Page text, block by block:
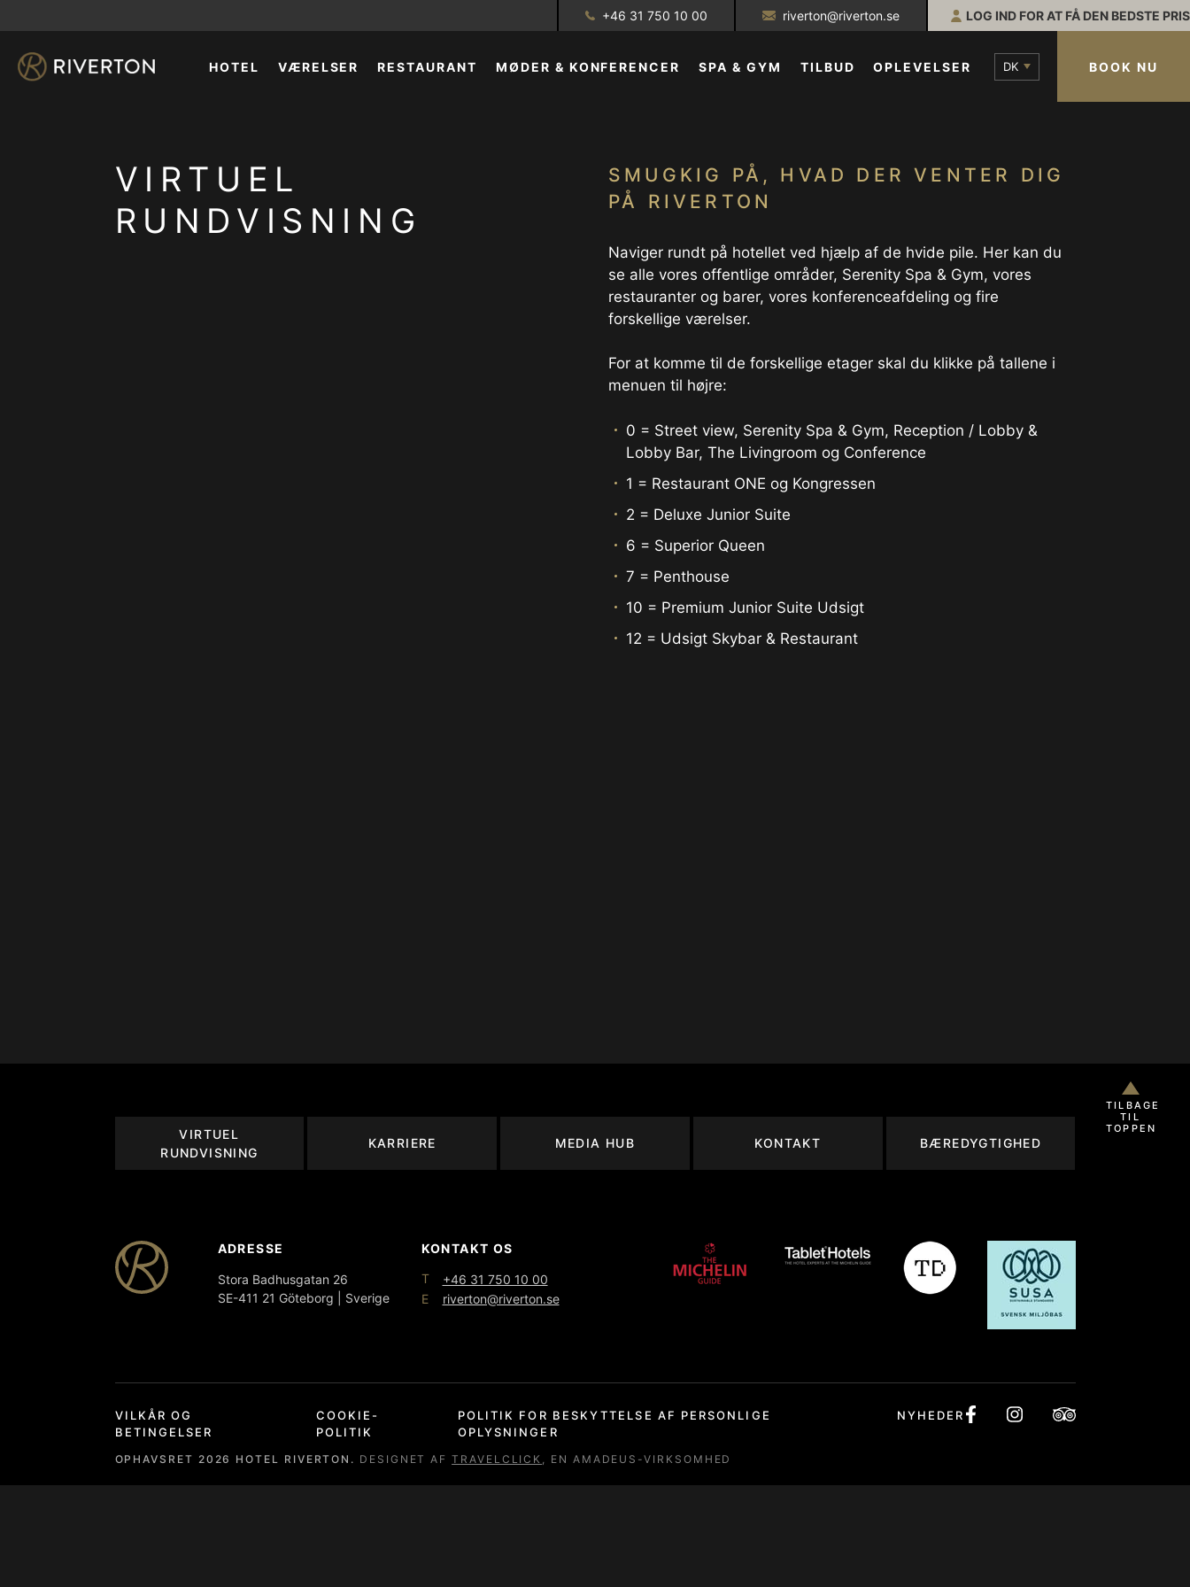
+46 31 750 10 00 riverton@riverton.se LOG IND FOR AT FÅ DEN BEDSTE PRIS
HOTEL VÆRELSER RESTAURANT MØDER & KONFERENCER SPA & GYM TILBUD OPLEVELSER DK BOOK NU
VIRTUEL
RUNDVISNING
SMUGKIG PÅ, HVAD DER VENTER DIG
PÅ RIVERTON
Naviger rundt på hotellet ved hjælp af de hvide pile. Her kan du
se alle vores offentlige områder, Serenity Spa & Gym, vores
restauranter og barer, vores konferenceafdeling og fire
forskellige værelser.
For at komme til de forskellige etager skal du klikke på tallene i
menuen til højre:
0 = Street view, Serenity Spa & Gym, Reception / Lobby &
Lobby Bar, The Livingroom og Conference
1 = Restaurant ONE og Kongressen
2 = Deluxe Junior Suite
6 = Superior Queen
7 = Penthouse
10 = Premium Junior Suite Udsigt
12 = Udsigt Skybar & Restaurant
TILBAGE
TIL
TOPPEN
VIRTUEL
RUNDVISNING
KARRIERE MEDIA HUB KONTAKT BÆREDYGTIGHED
ADRESSE
Stora Badhusgatan 26
SE-411 21 Göteborg | Sverige
KONTAKT OS
T
+46 31 750 10 00
E
riverton@riverton.se
VILKÅR OG
BETINGELSER
COOKIE-
POLITIK
POLITIK FOR BESKYTTELSE AF PERSONLIGE
OPLYSNINGER
NYHEDER
OPHAVSRET 2026 HOTEL RIVERTON. DESIGNET AFTRAVELCLICK , EN AMADEUS-VIRKSOMHED